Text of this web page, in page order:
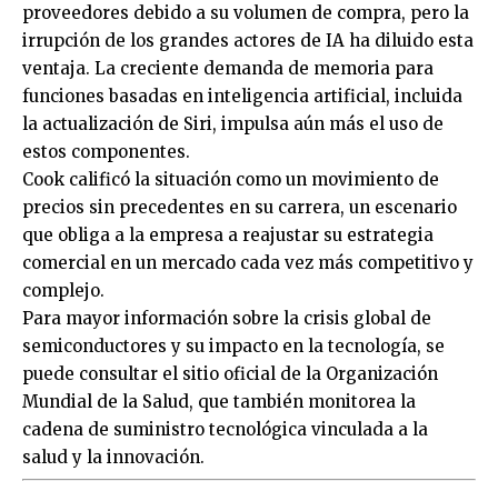
proveedores debido a su volumen de compra, pero la
irrupción de los grandes actores de IA ha diluido esta
ventaja. La creciente demanda de memoria para
funciones basadas en inteligencia artificial, incluida
la actualización de Siri, impulsa aún más el uso de
estos componentes.
Cook calificó la situación como un movimiento de
precios sin precedentes en su carrera, un escenario
que obliga a la empresa a reajustar su estrategia
comercial en un mercado cada vez más competitivo y
complejo.
Para mayor información sobre la crisis global de
semiconductores y su impacto en la tecnología, se
puede consultar el sitio oficial de la Organización
Mundial de la Salud, que también monitorea la
cadena de suministro tecnológica vinculada a la
salud y la innovación.